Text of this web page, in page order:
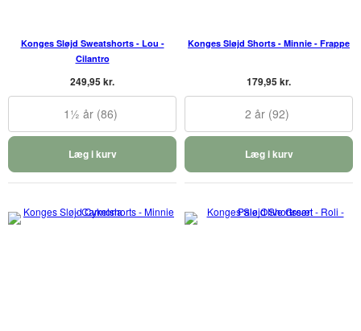
Konges Sløjd Sweatshorts - Lou -
Cilantro
249,95 kr.
1½ år (86)
Læg i kurv
Konges Sløjd Shorts - Minnie - Frappe
179,95 kr.
2 år (92)
Læg i kurv